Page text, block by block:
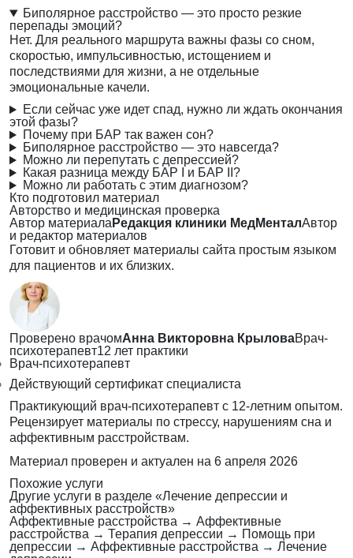
Биполярное расстройство — это просто резкие
перепады эмоций?
Нет. Для реального маршрута важны фазы со сном,
скоростью, импульсивностью, истощением и
последствиями для жизни, а не отдельные
эмоциональные качели.
Если сейчас уже идет спад, нужно ли ждать окончания
этой фазы?
Почему при БАР так важен сон?
Биполярное расстройство — это навсегда?
Можно ли перепутать с депрессией?
Какая разница между БАР I и БАР II?
Можно ли работать с этим диагнозом?
Кто подготовил материал
Авторство и медицинская проверка
Автор материала Редакция клиники МедМенталАвтор
и редактор материалов
Готовит и обновляет материалы сайта простым языком
для пациентов и их близких.
Проверено врачомАнна Викторовна КрыловаВрач-
психотерапевт12 лет практики
Врач-психотерапевт
Действующий сертификат специалиста
Практикующий врач-психотерапевт с 12-летним опытом.
Рецензирует материалы по стрессу, нарушениям сна и
аффективным расстройствам.
Материал проверен и актуален на 6 апреля 2026
Похожие услуги
Другие услуги в разделе «Лечение депрессии и
аффективных расстройств»
Аффективные расстройства → Аффективные
расстройства → Терапия депрессии → Помощь при
депрессии → Аффективные расстройства → Лечение